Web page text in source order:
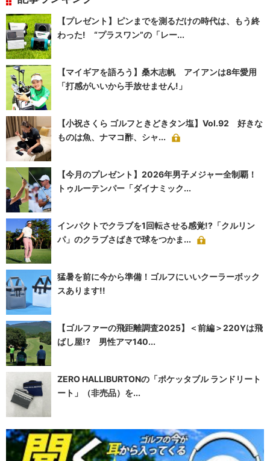
【プレゼント】ピンまでを測るだけの時代は、もう終
わった! “プラスワン”の「レー...
【マイギアを語ろう】桑木志帆 アイアンは8年愛用
「打感がいいから手放せません!」
【小祝さくら ゴルフときどきタン塩】Vol.92 好きな
ものは魚、ナマコ酢、シャ...
【今月のプレゼント】2026年男子メジャー全制覇！
トゥルーテンパー「ダイナミック...
インパクトでクラブを1回転させる感覚!?「クルリン
パ」のクラブさばきで球をつかま...
猛暑を前に今から準備！ゴルフにいいクーラーボック
スあります!!
【ゴルファーの飛距離調査2025】＜前編＞220Yは飛
ばし屋!? 男性アマ140...
ZERO HALLIBURTONの「ポケッタブル ランドリート
ート」（非売品）を...